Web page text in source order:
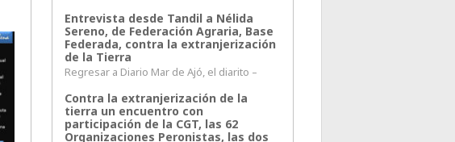
Entrevista desde Tandil a Nélida
Sereno, de Federación Agraria, Base
Federada, contra la extranjerización
de la Tierra
Regresar a Diario Mar de Ajó, el diarito –
Contra la extranjerización de la
tierra un encuentro con
participación de la CGT, las 62
Organizaciones Peronistas, las dos